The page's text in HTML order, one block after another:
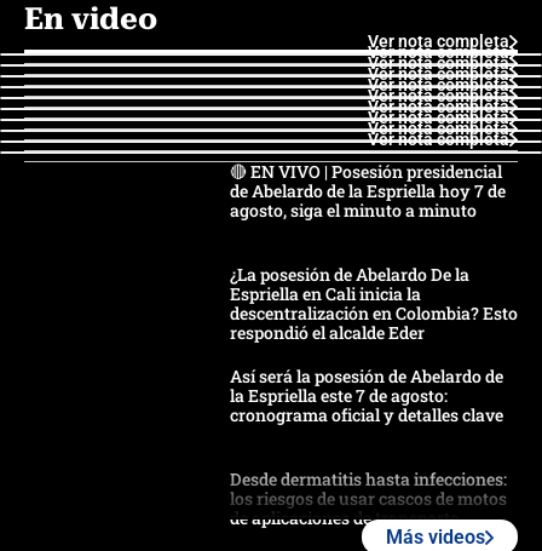
En video
Ver nota completa
Ver nota completa
Ver nota completa
Ver nota completa
Ver nota completa
Ver nota completa
Ver nota completa
Ver nota completa
Ver nota completa
Ver nota completa
🔴 EN VIVO | Posesión presidencial
de Abelardo de la Espriella hoy 7 de
agosto, siga el minuto a minuto
¿La posesión de Abelardo De la
Espriella en Cali inicia la
descentralización en Colombia? Esto
respondió el alcalde Eder
Así será la posesión de Abelardo de
la Espriella este 7 de agosto:
cronograma oficial y detalles clave
Desde dermatitis hasta infecciones:
los riesgos de usar cascos de motos
de aplicaciones de transporte
Más videos